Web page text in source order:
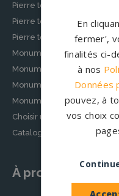
Pierre tombale originale
Pierre tombale épurée
Pierre tombale musulmane
Monuments funéraires
Monuments cinéraires
Monument funéraire
Monument funéraire juif
Choisir un modèle de
Catalogue granits
À propos
En
fermer',
finalités ci-
à nos
Données
pouvez, à
vos choix